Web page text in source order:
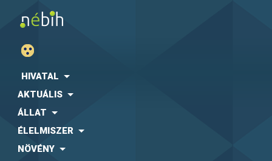
HIVATAL
AKTUÁLIS
ÁLLAT
ÉLELMISZER
NÖVÉNY